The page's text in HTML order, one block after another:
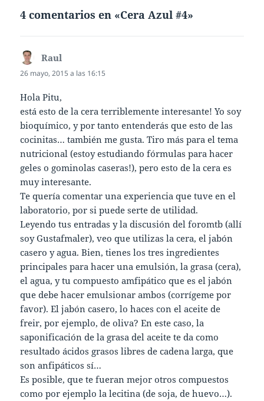
4 comentarios en «Cera Azul #4»
Raul
26 mayo, 2015 a las 16:15
Hola Pitu,
está esto de la cera terriblemente interesante! Yo soy
bioquímico, y por tanto entenderás que esto de las
cocinitas… también me gusta. Tiro más para el tema
nutricional (estoy estudiando fórmulas para hacer
geles o gominolas caseras!), pero esto de la cera es
muy interesante.
Te quería comentar una experiencia que tuve en el
laboratorio, por si puede serte de utilidad.
Leyendo tus entradas y la discusión del foromtb (allí
soy Gustafmaler), veo que utilizas la cera, el jabón
casero y agua. Bien, tienes los tres ingredientes
principales para hacer una emulsión, la grasa (cera),
el agua, y tu compuesto amfipático que es el jabón
que debe hacer emulsionar ambos (corrígeme por
favor). El jabón casero, lo haces con el aceite de
freir, por ejemplo, de oliva? En este caso, la
saponificación de la grasa del aceite te da como
resultado ácidos grasos libres de cadena larga, que
son anfipáticos sí…
Es posible, que te fueran mejor otros compuestos
como por ejemplo la lecitina (de soja, de huevo…).